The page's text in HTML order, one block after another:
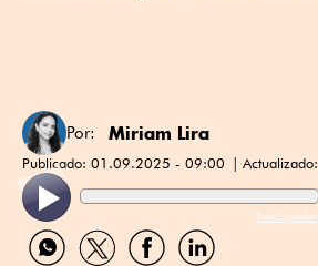
Por: Miriam Lira
Publicado: 01.09.2025 - 09:00 Actualizado:
ReadSpeaker
Compartir
por
Compartir
por
Compartir
por
Compartir
por